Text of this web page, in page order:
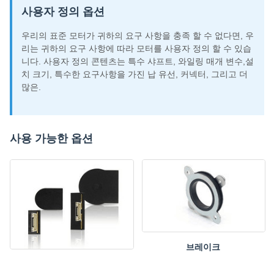
사용자 정의 옵션
우리의 표준 모터가 귀하의 요구 사항을 충족 할 수 없다면, 우
리는 귀하의 요구 사항에 따라 모터를 사용자 정의 할 수 있습
니다. 사용자 정의 콘텐츠는 특수 샤프트, 와일링 매개 변수,설
치 크기, 특수한 요구사항을 가진 납 유선, 커넥터, 그리고 더
많은.
사용 가능한 옵션
브레이크